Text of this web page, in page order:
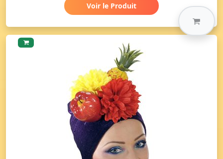
Voir le Produit